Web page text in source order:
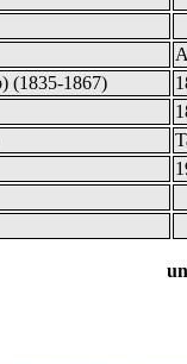
(1835-1867)
und